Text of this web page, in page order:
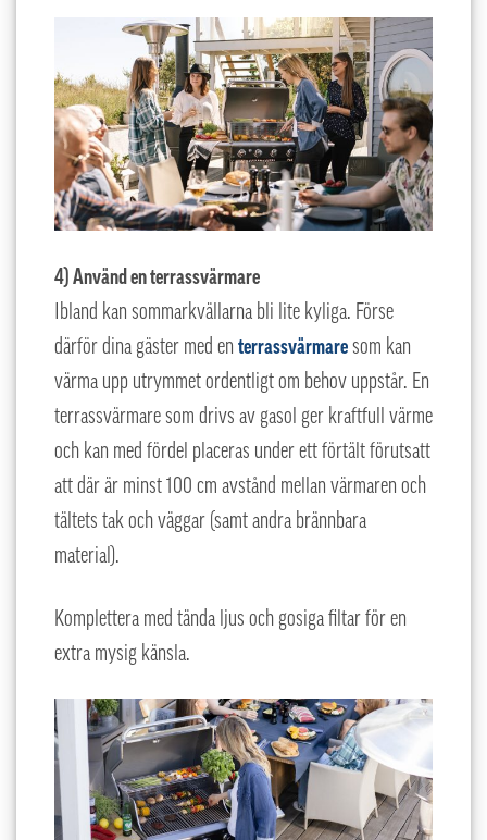
4) Använd en terrassvärmare
Ibland kan sommarkvällarna bli lite kyliga. Förse
därför dina gäster med en terrassvärmaresom kan
värma upp utrymmet ordentligt om behov uppstår. En
terrassvärmare som drivs av gasol ger kraftfull värme
och kan med fördel placeras under ett förtält förutsatt
att där är minst 100 cm avstånd mellan värmaren och
tältets tak och väggar (samt andra brännbara
material).
Komplettera med tända ljus och gosiga filtar för en
extra mysig känsla.